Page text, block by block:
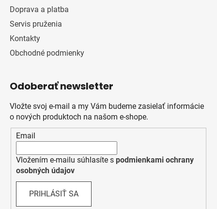
Doprava a platba
Servis pruženia
Kontakty
Obchodné podmienky
Odoberať newsletter
Vložte svoj e-mail a my Vám budeme zasielať informácie
o nových produktoch na našom e-shope.
Email
Vložením e-mailu súhlasíte s podmienkami ochrany
osobných údajov
PRIHLÁSIŤ SA